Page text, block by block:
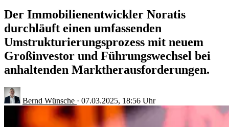
Der Immobilienentwickler Noratis
durchläuft einen umfassenden
Umstrukturierungsprozess mit neuem
Großinvestor und Führungswechsel bei
anhaltenden Marktherausforderungen.
Bernd Wünsche · 07.03.2025, 18:56 Uhr